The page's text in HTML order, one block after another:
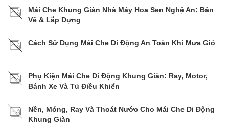
Mái Che Khung Giàn Nhà Máy Hoa Sen Nghệ An: Bản
Vẽ & Lắp Dựng
Cách Sử Dụng Mái Che Di Động An Toàn Khi Mưa Gió
Phụ Kiện Mái Che Di Động Khung Giàn: Ray, Motor,
Bánh Xe Và Tủ Điều Khiển
Nền, Móng, Ray Và Thoát Nước Cho Mái Che Di Động
Khung Giàn